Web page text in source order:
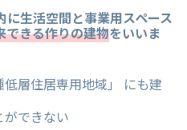
生活空間と事業用スペース
できる作りの建物をいいま
層住居専用地域」 にも建
できない